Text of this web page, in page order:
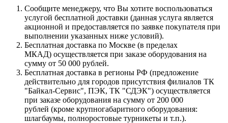
Сообщите менеджеру, что Вы хотите воспользоваться
услугой бесплатной доставки (данная услуга является
акционной и предоставляется по заявке покупателя при
выполнении указанных ниже условий).
Бесплатная доставка по Москве (в пределах
МКАД) осуществляется при заказе оборудования на
сумму от 50 000 рублей.
Бесплатная доставка в регионы РФ (предложение
действительно для городов присутствия филиалов ТК
"Байкал-Сервис", ПЭК, ТК "СДЭК") осуществляется
при заказе оборудования на сумму от 200 000
рублей (кроме крупногабаритного оборудования:
шлагбаумы, полноростовые турникеты и т.п.).